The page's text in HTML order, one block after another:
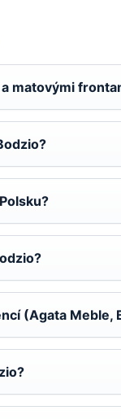
matovými
(Agata Meble,